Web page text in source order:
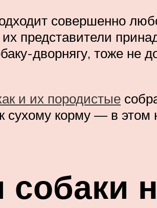
совершенно
представители
дворнягу, тоже не
и их породистые
сухому корму — в этом